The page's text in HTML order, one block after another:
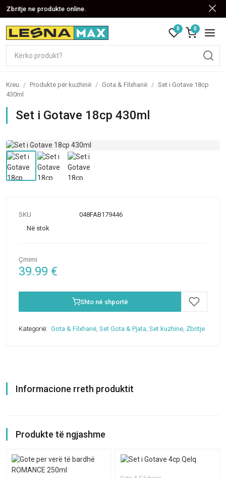
Zbritje ne produkte online.
0 0
Kreu / Produkte për kuzhinë / Gota & Filxhanë / Set i Gotave 18cp
430ml
Set i Gotave 18cp 430ml
SKU
048FAB179446
Në stok
Çmimi
39.99 €
Shto në shportë
Kategorië: Gota & Filxhanë, Set Gota & Pjata, Set kuzhine, Zbritje
Informacione rreth produktit
Produkte të ngjashme